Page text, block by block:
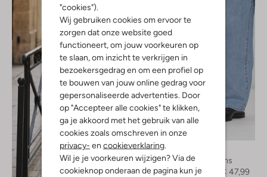
"cookies").
Wij gebruiken cookies om ervoor te
zorgen dat onze website goed
functioneert, om jouw voorkeuren op
te slaan, om inzicht te verkrijgen in
bezoekersgedrag en om een profiel op
te bouwen van jouw online gedrag voor
gepersonaliseerde advertenties. Door
op "Accepteer alle cookies" te klikken,
ga je akkoord met het gebruik van alle
cookies zoals omschreven in onze
privacy- en cookieverklaring.
Wil je je voorkeuren wijzigen? Via de
cookieknop onderaan de pagina kun je
Wide jeans
€ 79,99
€ 47,99